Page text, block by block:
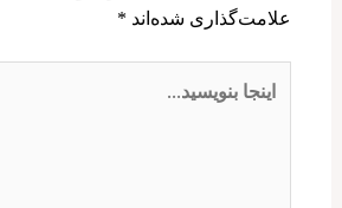
علامت‌گذاری شده‌اند *
بنویسید…